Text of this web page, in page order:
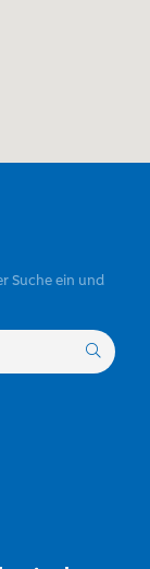
Suche ein und